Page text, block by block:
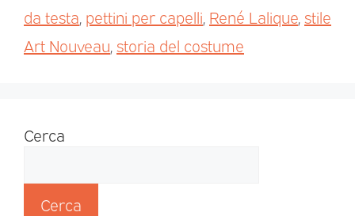
da testa pettini per capelli René Lalique stile
Art Nouveau storia del costume
Cerca
Cerca